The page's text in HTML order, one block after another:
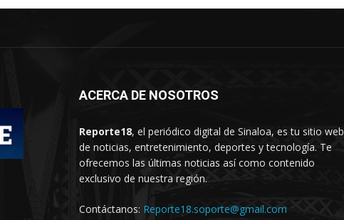
ACERCA DE NOSOTROS
Reporte18, el periódico digital de Sinaloa, es tu sitio web
de noticias, entretenimiento, deportes y tecnología. Te
ofrecemos las últimas noticias así como contenido
exclusivo de nuestra región.
Contáctanos: Reporte18.soporte@gmail.com